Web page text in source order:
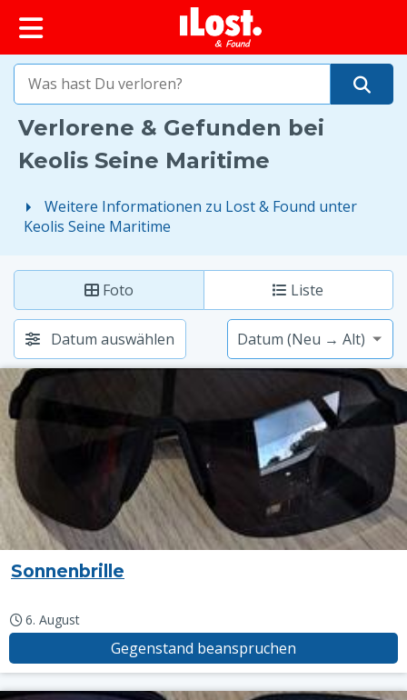
springen
iLost (Frankreich)
Verlorene & Gefunden bei
Keolis Seine Maritime
Weitere Informationen zu Lost & Found unter
Keolis Seine Maritime
Foto Liste
Datum auswählen
Sonnenbrille
6. August
Gegenstand beanspruchen